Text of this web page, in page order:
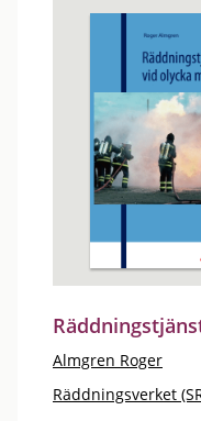
Almgren Roger
Räddningsverket